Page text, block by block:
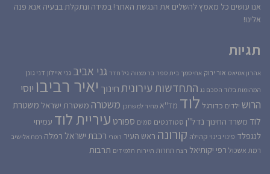
אנו עושים כל מאמץ להשלים את הנגשת האתר! במידה ונתקלת בבעיה אנא פנה
אלינו!
תגיות
אהרון אטיאס אור ירוק אחיסמך בית ספר בר מצווה גיל חדד גני אביב גני איילון דני גונן
המהומות בלוד הסכם גג התחדשות עירוניתחינוך יאיר רביבו יוסי
הרוש ילדים כדורגל לוד מד''א מחיר למשתכן משטרה משטרת ישראל משטרת
לוד משרד החינוך נדל''ן סטודנטים סמים ספורט עיריית לוד עמיחי
לנגפלד פינוי בינוי קהילה קורונה ראש העיר רוטרי רכבת ישראל רמלה רמת אלישיב
רמת אשכול רפי יקותיאל רצח תחרות תיירות תלמידים תרבות